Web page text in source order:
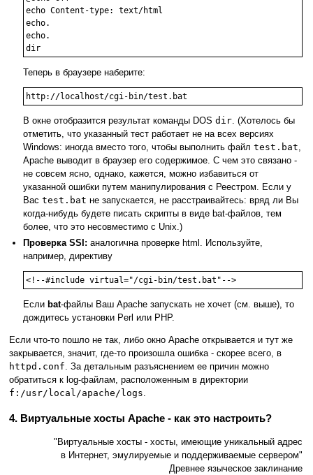
echo Content-type: text/html
echo.
echo.
dir
Теперь в браузере наберите:
http://localhost/cgi-bin/test.bat
В окне отобразится результат команды DOS dir. (Хотелось бы
отметить, что указанный тест работает не на всех версиях
Windows: иногда вместо того, чтобы выполнить файл test.bat,
Apache выводит в браузер его содержимое. С чем это связано -
не совсем ясно, однако, кажется, можно избавиться от
указанной ошибки путем манипулирования с Реестром. Если у
Вас test.bat не запускается, не расстраивайтесь: вряд ли Вы
когда-нибудь будете писать скрипты в виде bat-файлов, тем
более, что это несовместимо с Unix.)
Проверка SSI: аналогична проверке html. Используйте,
например, директиву
<!--#include virtual="/cgi-bin/test.bat"-->
Если bat-файлы Ваш Apache запускать не хочет (см. выше), то
дождитесь установки Perl или PHP.
Если что-то пошло не так, либо окно Apache открывается и тут же
закрывается, значит, где-то произошла ошибка - скорее всего, в
httpd.conf. За детальным разъяснением ее причин можно
обратиться к log-файлам, расположенным в директории
f:/usr/local/apache/logs.
4. Виртуальные хосты Apache - как это настроить?
"Виртуальные хосты - хосты, имеющие уникальный адрес
в Интернет, эмулируемые и поддерживаемые сервером"
Древнее языческое заклинание